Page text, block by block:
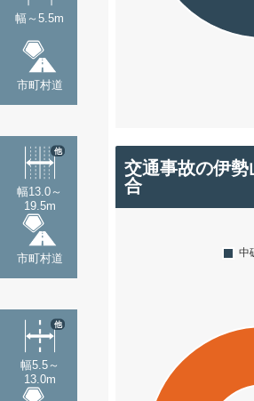
幅～5.5m
市町村道
幅13.0～
19.5m
他
市町村道
幅5.5～
13.0m
他
交通事故の伊勢
合